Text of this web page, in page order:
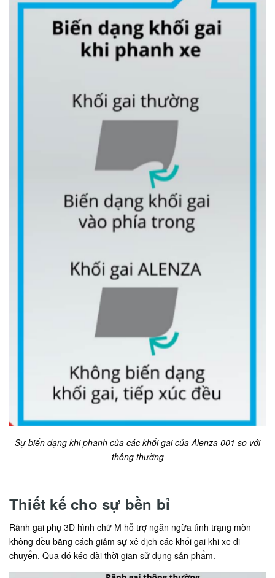
Sự biến dạng khi phanh của các khối gai của Alenza 001 so với
thông thường
Thiết kế cho sự bền bỉ
Rãnh gai phụ 3D hình chữ M hỗ trợ ngăn ngừa tình trạng mòn
không đều bằng cách giảm sự xê dịch các khối gai khi xe di
chuyển. Qua đó kéo dài thời gian sử dụng sản phẩm.